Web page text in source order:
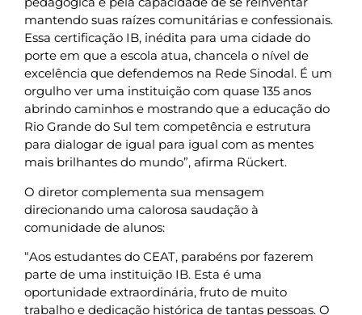
mantendo suas raízes comunitárias e confessionais.
Essa certificação IB, inédita para uma cidade do
porte em que a escola atua, chancela o nível de
excelência que defendemos na Rede Sinodal. É um
orgulho ver uma instituição com quase 135 anos
abrindo caminhos e mostrando que a educação do
Rio Grande do Sul tem competência e estrutura
para dialogar de igual para igual com as mentes
mais brilhantes do mundo”, afirma Rückert.
O diretor complementa sua mensagem
direcionando uma calorosa saudação à
comunidade de alunos:
“Aos estudantes do CEAT, parabéns por fazerem
parte de uma instituição IB. Esta é uma
oportunidade extraordinária, fruto de muito
trabalho e dedicação histórica de tantas pessoas. O